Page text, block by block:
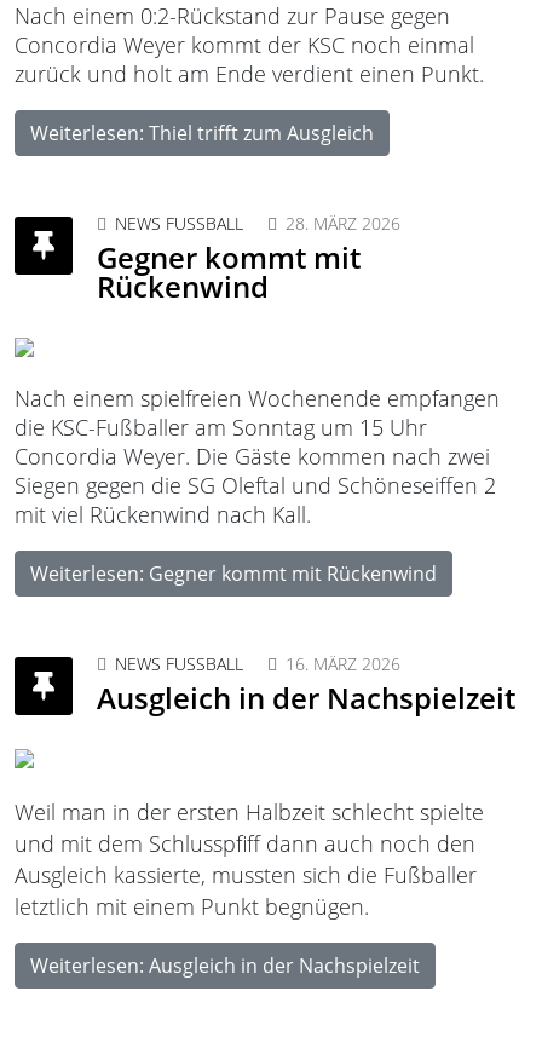
Nach einem 0:2-Rückstand zur Pause gegen
Concordia Weyer kommt der KSC noch einmal
zurück und holt am Ende verdient einen Punkt.
Weiterlesen: Thiel trifft zum Ausgleich
NEWS FUSSBALL 28. MÄRZ 2026
Gegner kommt mit
Rückenwind
Nach einem spielfreien Wochenende empfangen
die KSC-Fußballer am Sonntag um 15 Uhr
Concordia Weyer. Die Gäste kommen nach zwei
Siegen gegen die SG Oleftal und Schöneseiffen 2
mit viel Rückenwind nach Kall.
Weiterlesen: Gegner kommt mit Rückenwind
NEWS FUSSBALL 16. MÄRZ 2026
Ausgleich in der Nachspielzeit
Weil man in der ersten Halbzeit schlecht spielte
und mit dem Schlusspfiff dann auch noch den
Ausgleich kassierte, mussten sich die Fußballer
letztlich mit einem Punkt begnügen.
Weiterlesen: Ausgleich in der Nachspielzeit